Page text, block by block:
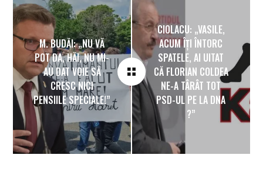
M. BUDĂI: „NU VĂ
POT DA, HĂI, NU MI-
AU DAT VOIE SĂ
CRESC NICI
PENSIILE SPECIALE!”
CIOLACU: „VASILE,
ACUM ÎȚI ÎNTORC
SPATELE, AI UITAT
CĂ FLORIAN COLDEA
NE-A TÂRÂT TOT
PSD-UL PE LA DNA
?”